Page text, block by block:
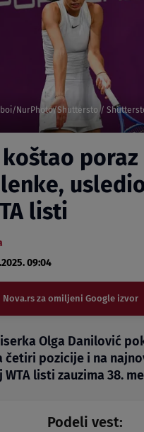
NurPhoto/Shuttersto /
poraz
listi
09:04
Nova.rs za omiljeni Google izvor
Olga Danilović
četiri pozicije i na
listi zauzima 38.
Podeli vest: